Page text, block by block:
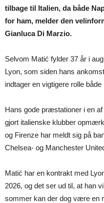
tilbage til Italien, da både
for ham, melder den
Gianluca Di Marzio.
Selvom Matić fylder 37 år i
Lyon, som siden hans
indtager en vigtigere rolle
Hans gode præstationer i en
gjort italienske klubber
og Firenze har meldt sig på
Chelsea- og Manchester
Matić har en kontrakt med
2026, og det ser ud til, at han
sommer kan der dog være en